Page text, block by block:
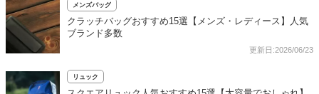
メンズバッグ
クラッチバッグおすすめ15選【メンズ・レディース】人気
ブランド多数
更新日:2026/06/23
リュック